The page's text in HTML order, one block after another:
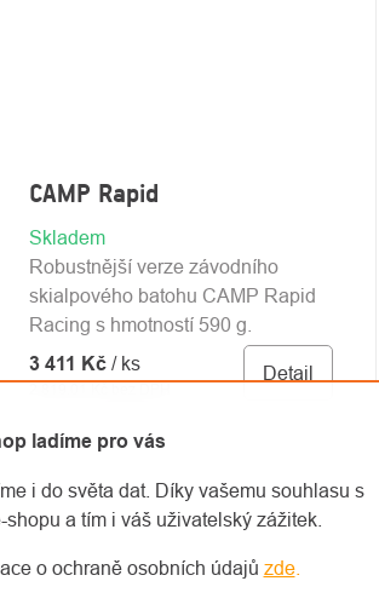
ladíme pro vás
i do světa dat. Díky vašemu souhlasu s
a tím i váš uživatelský zážitek.
o ochraně osobních údajů zde.
CAMP Rapid
Skladem
3 411 Kč / ks Detail
Robustnější verze závodního
skialpového batohu CAMP Rapid
Racing s hmotností 590 g.